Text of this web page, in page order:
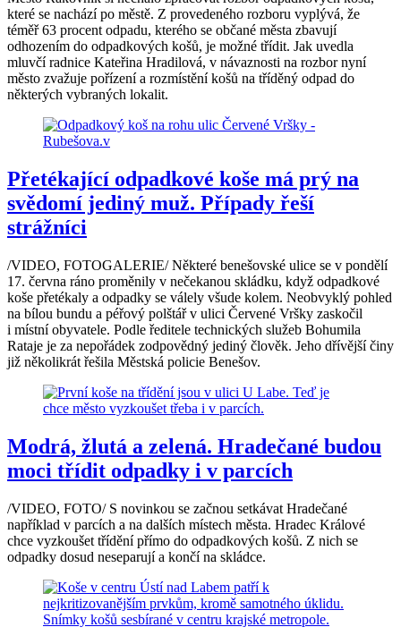
které se nachází po městě. Z provedeného rozboru vyplývá, že
téměř 63 procent odpadu, kterého se občané města zbavují
odhozením do odpadkových košů, je možné třídit. Jak uvedla
mluvčí radnice Kateřina Hradilová, v návaznosti na rozbor nyní
město zvažuje pořízení a rozmístění košů na tříděný odpad do
některých vybraných lokalit.
Přetékající odpadkové koše má prý na
svědomí jediný muž. Případy řeší
strážníci
/VIDEO, FOTOGALERIE/ Některé benešovské ulice se v pondělí
17. června ráno proměnily v nečekanou skládku, když odpadkové
koše přetékaly a odpadky se válely všude kolem. Neobvyklý pohled
na bílou bundu a péřový polštář v ulici Červené Vršky zaskočil
i místní obyvatele. Podle ředitele technických služeb Bohumila
Rataje je za nepořádek zodpovědný jediný člověk. Jeho dřívější činy
již několikrát řešila Městská policie Benešov.
Modrá, žlutá a zelená. Hradečané budou
moci třídit odpadky i v parcích
/VIDEO, FOTO/ S novinkou se začnou setkávat Hradečané
například v parcích a na dalších místech města. Hradec Králové
chce vyzkoušet třídění přímo do odpadkových košů. Z nich se
odpadky dosud neseparují a končí na skládce.